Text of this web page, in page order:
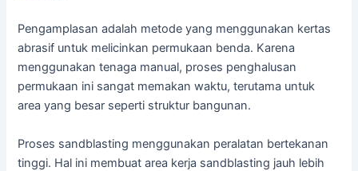
Pengamplasan adalah metode yang menggunakan kertas
abrasif untuk melicinkan permukaan benda. Karena
menggunakan tenaga manual, proses penghalusan
permukaan ini sangat memakan waktu, terutama untuk
area yang besar seperti struktur bangunan.
Proses sandblasting menggunakan peralatan bertekanan
tinggi. Hal ini membuat area kerja sandblasting jauh lebih